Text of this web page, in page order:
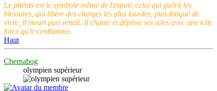
Le phénix est le symbole même de l'espoir, celui qui guérit les
blessures, qui libère des charges les plus lourdes, puis fatigué de
vivre, il meurt puis renaît. Il chante et déploie ses ailes avec une telle
force qu'il s'enflamme.
Haut
Chernabog
olympien supérieur